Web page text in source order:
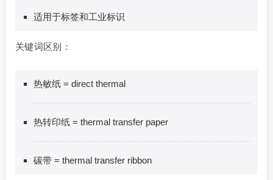
适用于标签和工业标识
关键词区别：
热敏纸 = direct thermal
热转印纸 = thermal transfer paper
碳带 = thermal transfer ribbon